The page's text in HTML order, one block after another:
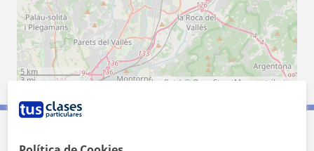
5 km
3 mi
Leaflet | ©OpenStreetMap contributors